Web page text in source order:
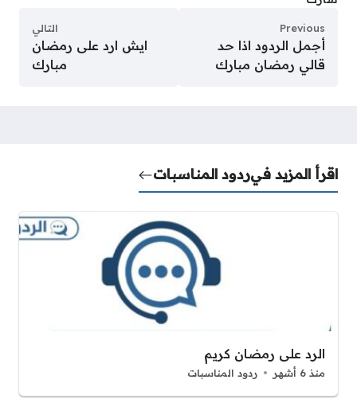
Previous
أجمل الردود اذا حد
قالي رمضان مبارك
التالي
ايش ارد على رمضان
مبارك
اقرأ المزيد فيردود المناسبات
الرد على رمضان كريم
منذ 6 أشهر ردود المناسبات